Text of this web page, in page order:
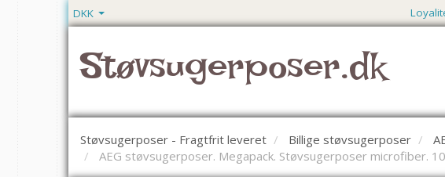
DKK
Støvsugerposer.dk
Støvsugerposer - Fragtfrit leveret Billige støvsugerposer
AEG støvsugerposer. Megapack. Støvsugerposer microfiber.